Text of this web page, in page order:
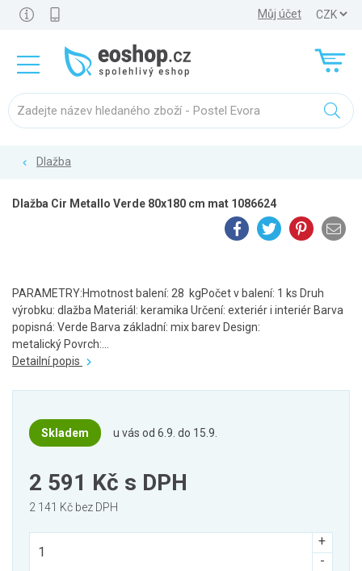
Můj účet
Dlažba
Dlažba Cir Metallo Verde 80x180 cm mat 1086624
PARAMETRY:Hmotnost balení: 28 kgPočet v balení: 1 ks Druh
výrobku: dlažba Materiál: keramika Určení: exteriér i interiér Barva
popisná: Verde Barva základní: mix barev Design:
metalický Povrch:...
Detailní popis
Skladem u vás od 6.9. do 15.9.
2 591 Kč s DPH
2 141 Kč bez DPH